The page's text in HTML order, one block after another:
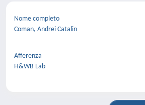
Nome completo
Coman, Andrei Catalin
Afferenza
H&WB Lab